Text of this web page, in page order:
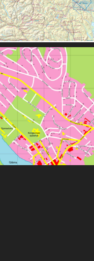
VM seilflyging, 2006
Seilflykart, 2002